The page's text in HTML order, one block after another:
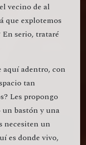
vecino de al
que explotemos
En serio, trataré
aquí adentro, con
tan
Les propongo
bastón y una
necesiten un
es donde vivo,